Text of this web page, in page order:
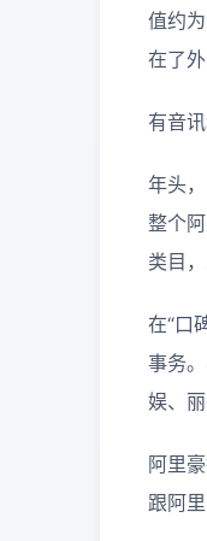
值约
在了
有音
年头
整个
类目
在“口
事务
娱、
阿里
跟阿